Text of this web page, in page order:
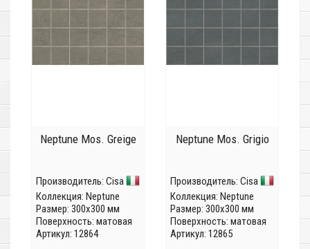
Neptune Mos. Greige
Производитель: Cisa
Коллекция: Neptune
Размер: 300x300 мм
Поверхность: матовая
Артикул: 12864
Neptune Mos. Grigio
Производитель: Cisa
Коллекция: Neptune
Размер: 300x300 мм
Поверхность: матовая
Артикул: 12865